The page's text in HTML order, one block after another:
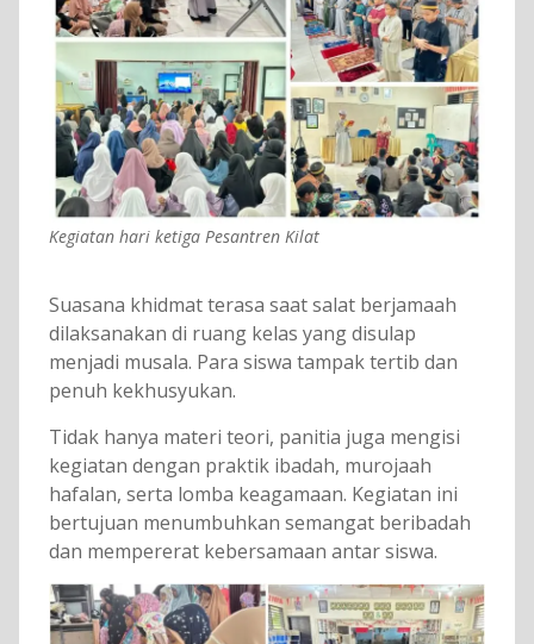
Kegiatan hari ketiga Pesantren Kilat
Suasana khidmat terasa saat salat berjamaah
dilaksanakan di ruang kelas yang disulap
menjadi musala. Para siswa tampak tertib dan
penuh kekhusyukan.
Tidak hanya materi teori, panitia juga mengisi
kegiatan dengan praktik ibadah, murojaah
hafalan, serta lomba keagamaan. Kegiatan ini
bertujuan menumbuhkan semangat beribadah
dan mempererat kebersamaan antar siswa.